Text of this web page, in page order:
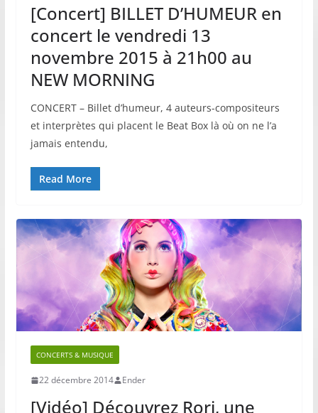
[Concert] BILLET D’HUMEUR en
concert le vendredi 13
novembre 2015 à 21h00 au
NEW MORNING
CONCERT – Billet d’humeur, 4 auteurs-compositeurs
et interprètes qui placent le Beat Box là où on ne l’a
jamais entendu,
Read More
CONCERTS & MUSIQUE
22 décembre 2014 Ender
[Vidéo] Découvrez Rori, une